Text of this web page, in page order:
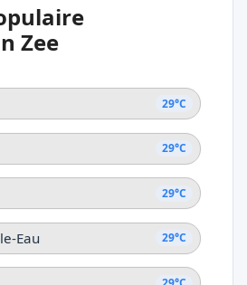
Zee
29°C
29°C
29°C
Eau 29°C